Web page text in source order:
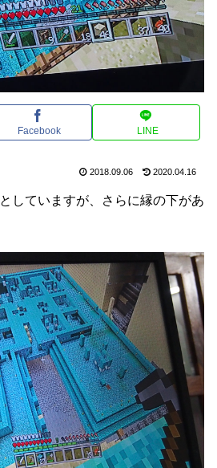
Facebook LINE
2018.09.06 2020.04.16
していますが、さらに縁の下があ